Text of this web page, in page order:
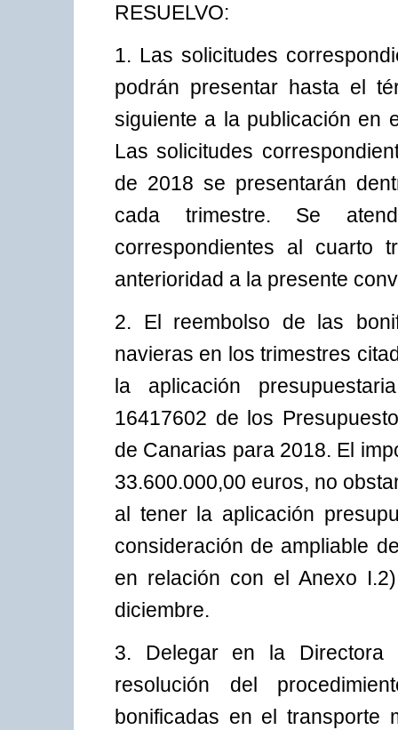
RESUELVO:
1. Las solicitudes
podrán presentar hasta el
siguiente a la publicación en
Las solicitudes
de 2018 se presentarán
cada trimestre. Se
correspondientes al cuarto
anterioridad a la presente
2. El reembolso de las
navieras en los trimestres
la aplicación
16417602 de los
de Canarias para 2018. El
33.600.000,00 euros, no
al tener la aplicación
consideración de ampliable
en relación con el Anexo
diciembre.
3. Delegar en la Directora
resolución del
bonificadas en el transporte